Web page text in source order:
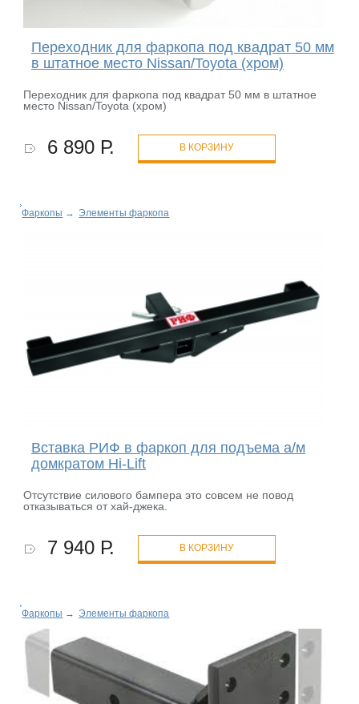
Переходник для фаркопа под квадрат 50 мм
в штатное место Nissan/Toyota (хром)
Переходник для фаркопа под квадрат 50 мм в штатное
место Nissan/Toyota (хром)
6 890 Р. В КОРЗИНУ
Фаркопы → Элементы фаркопа
Вставка РИФ в фаркоп для подъема а/м
домкратом Hi-Lift
Отсутствие силового бампера это совсем не повод
отказываться от хай-джека.
7 940 Р. В КОРЗИНУ
Фаркопы → Элементы фаркопа